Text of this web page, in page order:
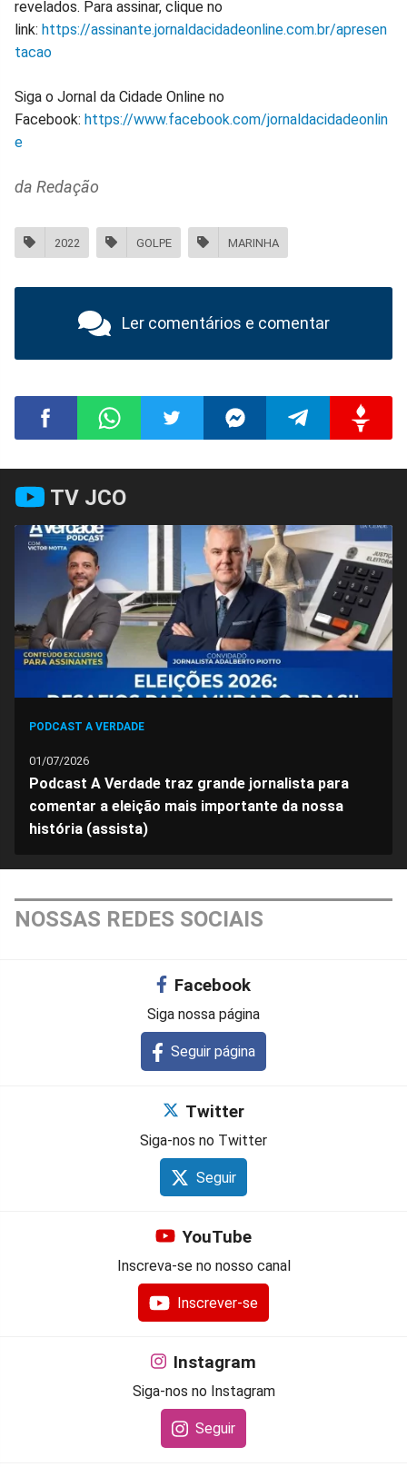
revelados. Para assinar, clique no
link: https://assinante.jornaldacidadeonline.com.br/apresen
tacao
Siga o Jornal da Cidade Online no
Facebook: https://www.facebook.com/jornaldacidadeonlin
e
da Redação
2022 GOLPE MARINHA
Ler comentários e comentar
Compartilhar
no
Facebook
no
Whatsapp
no
Twitter
no
Messenger
no
Telegram
no
Gettr
TV JCO
PODCAST A VERDADE
01/07/2026
Podcast A Verdade traz grande jornalista para
comentar a eleição mais importante da nossa
história (assista)
NOSSAS REDES SOCIAIS
Facebook
Siga nossa página
Seguir página
Twitter
Siga-nos no Twitter
Seguir
YouTube
Inscreva-se no nosso canal
Inscrever-se
Instagram
Siga-nos no Instagram
Seguir